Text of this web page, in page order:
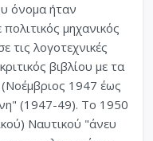
όνομα ήταν
μηχανικός
λογοτεχνικές
βιβλίου με τα
1947 έως
(1947-49). Το 1950
Ναυτικού "άνευ